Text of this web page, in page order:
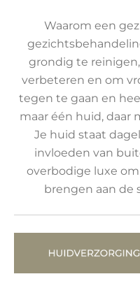
Waarom een
grondig te
verbeteren en om
tegen te gaan en
maar één huid, daar
Je huid staat
invloeden van
overbodige luxe
brengen aan de